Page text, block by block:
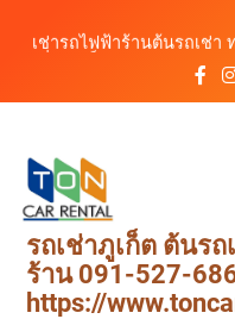
เช่ารถไฟฟ้าร้านต้นรถเช่า
เที่ยวภูเก็ต ขับเงียบ ประห
ต้นรถเช่ามอเตอร์ไซค์ภูเก็
รถสะดวก 24 ชั่วโมง
สะดวก ราคาประหยัด เริ่ม
ต้นรถเช่า ครบทุกฟังก์ชันก
รถ ตอบโจทย์ทุกการเดินทา
เช่ารถไฟฟ้าร้านต้นรถเช่า
เที่ยวภูเก็ต ขับเงียบ ประห
ต้นรถเช่ามอเตอร์ไซค์ภูเก็
รถสะดวก 24 ชั่วโมง
รถเช่าภูเก็ต ต้นรถ
ร้าน 091-527-
https://